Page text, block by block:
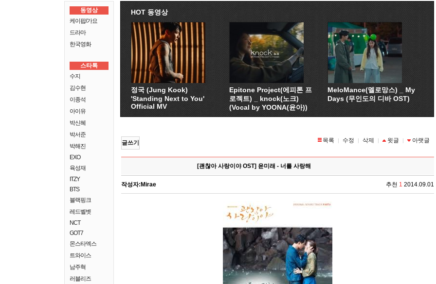
동영상
케이팝/가요
드라마
한국영화
스타톡
수지
김수현
이종석
아이유
박신혜
박서준
박해진
EXO
육성재
ITZY
BTS
블랙핑크
레드벨벳
NCT
GOT7
몬스타엑스
트와이스
남주혁
러블리즈
HOT 동영상
정국 (Jung Kook)
'Standing Next to You'
Official MV
Epitone Project(에피톤 프
로젝트) _ knock(노크)
(Vocal by YOONA(윤아))
MeloMance(멜로망스) _ My
Days (무인도의 디바 OST)
글쓰기 목록 | 수정 | 삭제 | 윗글 | 아랫글
[괜찮아 사랑이야 OST] 윤미래 - 너를 사랑해
작성자: Mirae 추천 1 2014.09.01